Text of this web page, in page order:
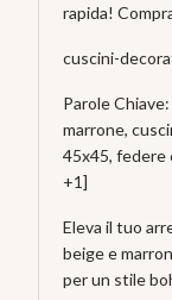
rapida!
cuscini-
Parole
marrone,
45x45, federe
+1]
Eleva il tuo
beige e
per un stile